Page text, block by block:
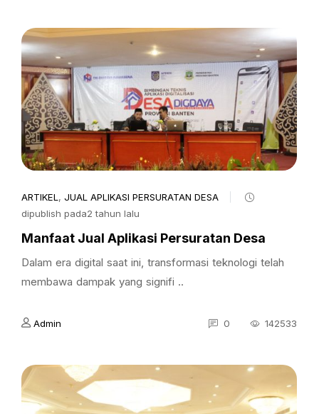
ARTIKEL , JUAL APLIKASI PERSURATAN DESA
dipublish pada2 tahun lalu
Manfaat Jual Aplikasi Persuratan Desa
Dalam era digital saat ini, transformasi teknologi telah
membawa dampak yang signifi ..
Admin 0 142533